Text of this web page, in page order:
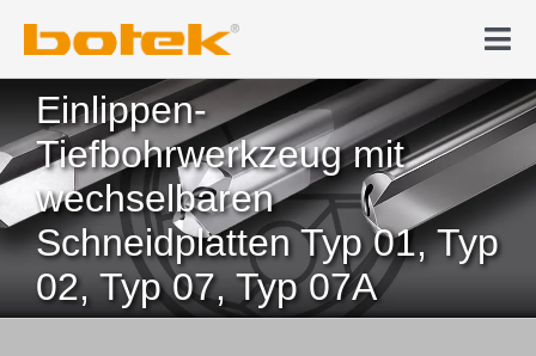
Inhalt
springen
Produkte
Tiefbohren
News & Medien
Einlippen-
Tiefbohrwerkzeug mit
wechselbaren
Schneidplatten Typ 01, Typ
02, Typ 07, Typ 07A